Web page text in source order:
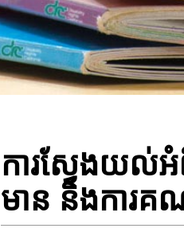
ការស្វែងយល់
មាន និងការ